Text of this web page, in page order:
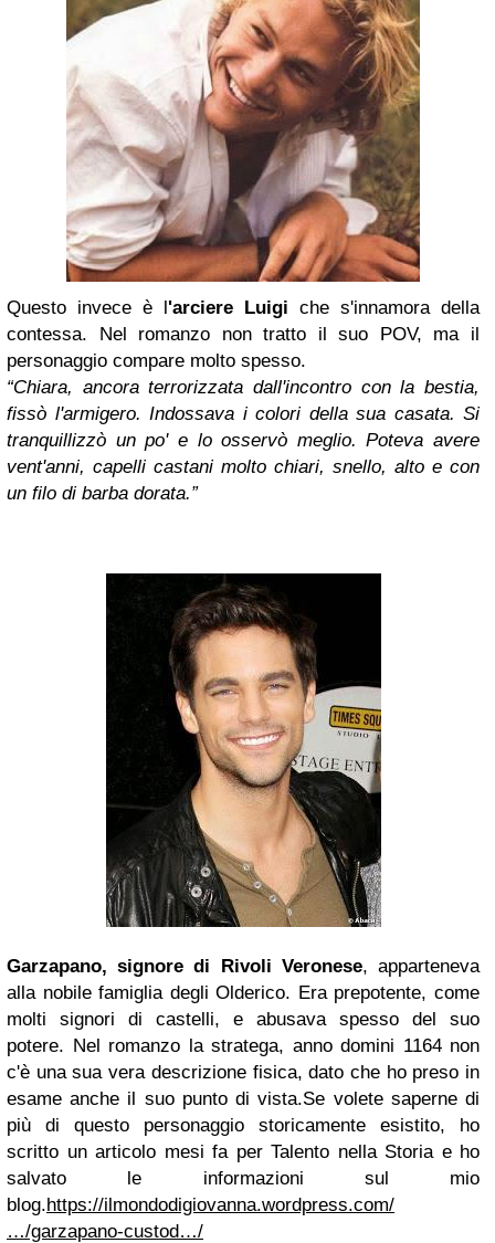
Questo invece è l'arciere Luigi che s'innamora della
contessa. Nel romanzo non tratto il suo POV, ma il
personaggio compare molto spesso.
“Chiara, ancora terrorizzata dall'incontro con la bestia,
fissò l'armigero. Indossava i colori della sua casata. Si
tranquillizzò un po' e lo osservò meglio. Poteva avere
vent'anni, capelli castani molto chiari, snello, alto e con
un filo di barba dorata.”
Garzapano, signore di Rivoli Veronese, apparteneva
alla nobile famiglia degli Olderico. Era prepotente, come
molti signori di castelli, e abusava spesso del suo
potere. Nel romanzo la stratega, anno domini 1164 non
c'è una sua vera descrizione fisica, dato che ho preso in
esame anche il suo punto di vista.Se volete saperne di
più di questo personaggio storicamente esistito, ho
scritto un articolo mesi fa per Talento nella Storia e ho
salvato le informazioni sul mio
blog.https://ilmondodigiovanna.wordpress.com/
…/garzapano-custod…/